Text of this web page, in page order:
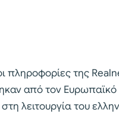
της
από τον
λειτουργία του